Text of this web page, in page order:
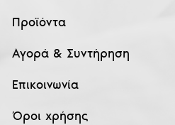
Προϊόντα
Αγορά & Συντήρηση
Επικοινωνία
Όροι χρήσης